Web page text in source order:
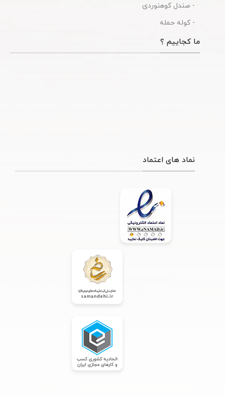
- صندل کوهنوردی
- کوله حمله
ما کجاییم ؟
نماد های اعتماد